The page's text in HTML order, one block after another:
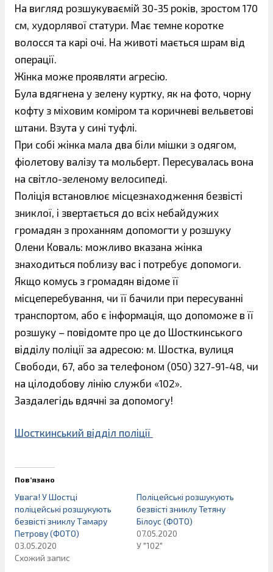
На вигляд розшукуваємій 30-35 років, зростом 170
см, худорлявої статури. Має темне коротке
волосся та карі очі. На животі мається шрам від
операції.
Жінка може проявляти агресію.
Була вдягнена у зелену куртку, як на фото, чорну
кофту з міховим коміром та коричневі вельветові
штани. Взута у сині туфлі.
При собі жінка мала два біли мішки з одягом,
фіолетову валізу та мольберт. Пересувалась вона
на світло-зеленому велосипеді.
Поліція встановлює місцезнаходження безвісті
зниклої, і звертається до всіх небайдужих
громадян з проханням допомогти у розшуку
Олени Коваль: можливо вказана жінка
знаходиться поблизу вас і потребує допомоги.
Якщо комусь з громадян відоме її
місцеперебування, чи її бачили при пересуванні
транспортом, або є інформація, що допоможе в її
розшуку – повідомте про це до Шосткинського
відділу поліції за адресою: м. Шостка, вулиця
Свободи, 67, або за телефоном (050) 327-91-48, чи
на цілодобову лінію служби «102».
Заздалегідь вдячні за допомогу!
Шосткинський відділ поліції
Пов’язано
Увага! У Шостці
поліцейські розшукують
безвісті зниклу Тамару
Петрову (ФОТО)
03.05.2020
Схожий запис
Поліцейські розшукують
безвісті зниклу Тетяну
Білоус (ФОТО)
07.05.2020
У "102"